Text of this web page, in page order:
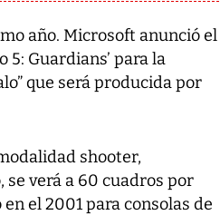
año. Microsoft anunció el
5: Guardians’ para la
que será producida por
shooter,
verá a 60 cuadros por
el 2001 para consolas de